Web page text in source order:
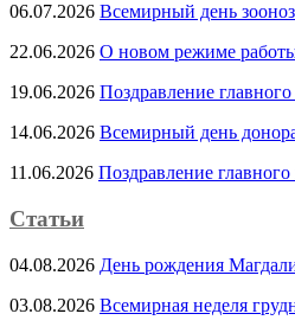
06.07.2026 Всемирный день
22.06.2026 О новом режиме
19.06.2026 Поздравление
14.06.2026 Всемирный день
11.06.2026 Поздравление
Статьи
04.08.2026 День рождения
03.08.2026 Всемирная неделя